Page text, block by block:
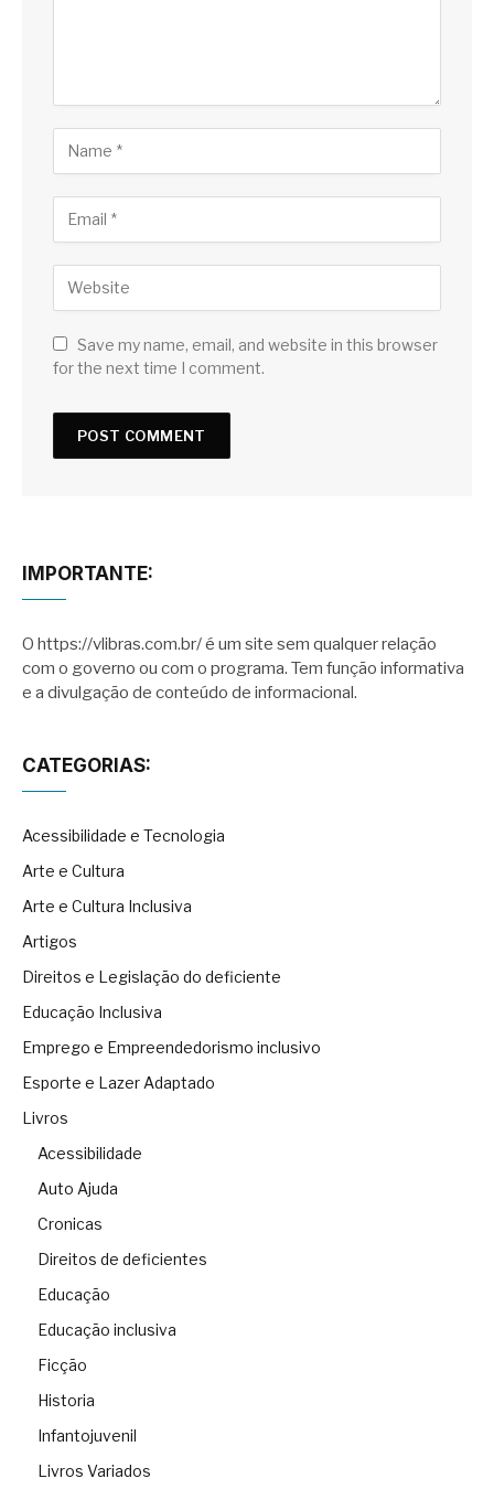
Save my name, email, and website in this browser
for the next time I comment.
IMPORTANTE:
O https://vlibras.com.br/ é um site sem qualquer relação
com o governo ou com o programa. Tem função informativa
e a divulgação de conteúdo de informacional.
CATEGORIAS:
Acessibilidade e Tecnologia
Arte e Cultura
Arte e Cultura Inclusiva
Artigos
Direitos e Legislação do deficiente
Educação Inclusiva
Emprego e Empreendedorismo inclusivo
Esporte e Lazer Adaptado
Livros
Acessibilidade
Auto Ajuda
Cronicas
Direitos de deficientes
Educação
Educação inclusiva
Ficção
Historia
Infantojuvenil
Livros Variados